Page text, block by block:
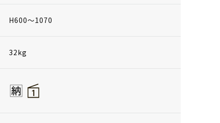
H600～1070
32kg